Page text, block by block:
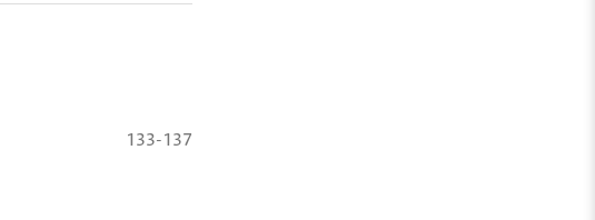
133-137